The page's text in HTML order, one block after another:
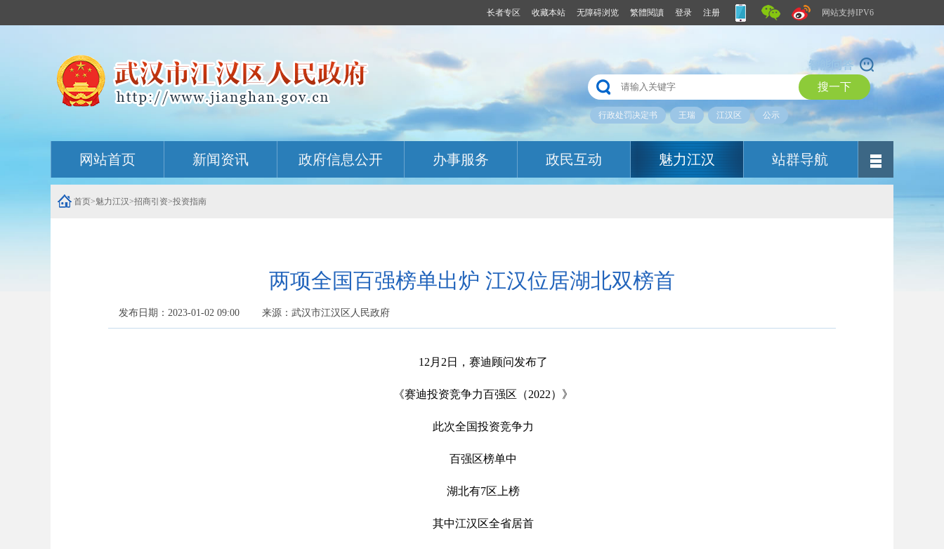
长者专区 收藏本站 无障碍浏览 繁體閱讀 登录 注册 网站支持IPV6
智能问答
行政处罚决定书 王瑞 江汉区 公示
导
航
定
网站首页 新闻资讯 政府信息公开 办事服务 政民互动 魅力江汉 站群导航
首页>魅力江汉>招商引资>投资指南
两项全国百强榜单出炉 江汉位居湖北双榜首
发布日期：2023-01-02 09:00 来源：武汉市江汉区人民政府
12月2日，赛迪顾问发布了
《赛迪投资竞争力百强区（2022）》
此次全国投资竞争力
百强区榜单中
湖北有7区上榜
其中江汉区全省居首